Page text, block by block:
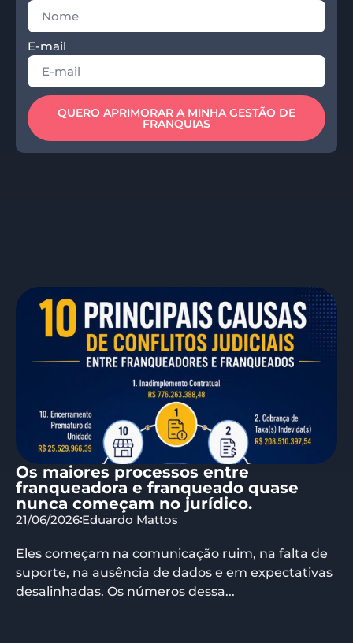
E-mail
QUERO APRIMORAR A MINHA GESTÃO DE
FRANQUIAS
Os maiores processos entre
franqueadora e franqueado quase
nunca começam no jurídico.
21/06/2026 Eduardo Mattos
Eles começam na comunicação ruim, na falta de
suporte, na ausência de dados e em expectativas
desalinhadas. Os números dessa...